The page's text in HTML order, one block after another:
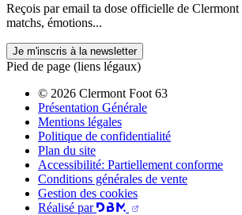
Reçois par email ta dose officielle de Clermont
matchs, émotions...
Je m'inscris à la newsletter
Pied de page (liens légaux)
© 2026 Clermont Foot 63
Présentation Générale
Mentions légales
Politique de confidentialité
Plan du site
Accessibilité: Partiellement conforme
Conditions générales de vente
Gestion des cookies
Réalisé par